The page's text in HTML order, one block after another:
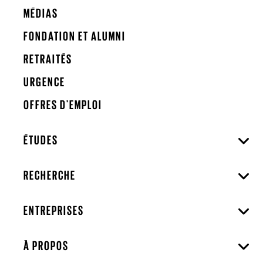
MÉDIAS
FONDATION ET ALUMNI
RETRAITÉS
URGENCE
OFFRES D'EMPLOI
ÉTUDES
RECHERCHE
ENTREPRISES
À PROPOS